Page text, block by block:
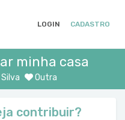
LOGIN CADASTRO
minha casa
Outra
contribuir?